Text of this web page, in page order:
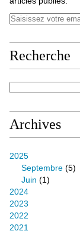
Recherche
Archives
2025
Septembre (5)
Juin (1)
2024
2023
2022
2021